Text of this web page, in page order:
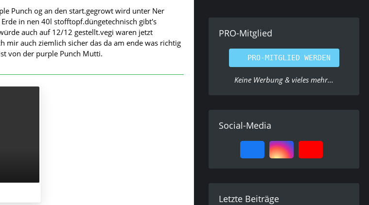
Punch og an den start.gegrowt wird unter Ner
in nen 40l stofftopf.düngetechnisch gibt's
auch auf 12/12 gestellt.vegi waren jetzt
mir auch ziemlich sicher das da am ende was richtig
von der purple Punch Mutti.
PRO-Mitglied
PRO-MITGLIED WERDEN
Keine Werbung & vieles mehr...
Social-Media
Letzte Beiträge